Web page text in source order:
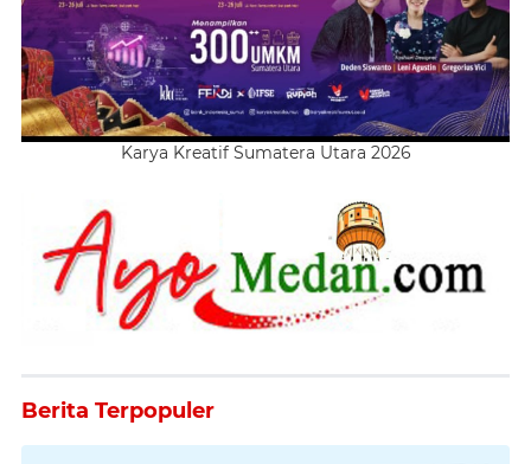
Karya Kreatif Sumatera Utara 2026
Berita Terpopuler